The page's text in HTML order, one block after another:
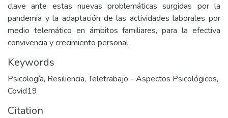
clave ante estas nuevas problemáticas surgidas por la
pandemia y la adaptación de las actividades laborales por
medio telemático en ámbitos familiares, para la efectiva
convivencia y crecimiento personal.
Keywords
Psicología, Resiliencia,Teletrabajo - Aspectos Psicológicos,
Covid19
Citation